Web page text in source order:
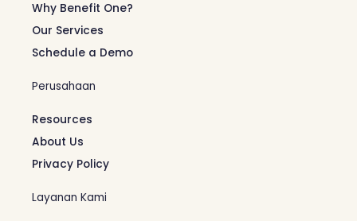
Why Benefit One?
Our Services
Schedule a Demo
Perusahaan
Resources
About Us
Privacy Policy
Layanan Kami